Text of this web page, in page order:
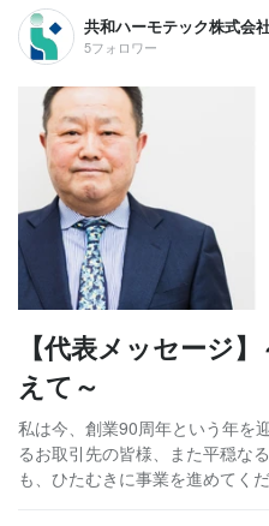
共和ハーモテック株式会
5フォロワー
【代表メッセージ
えて～
私は今、創業90周年という年を
るお取引先の皆様、また平穏な
も、ひたむきに事業を進めてく